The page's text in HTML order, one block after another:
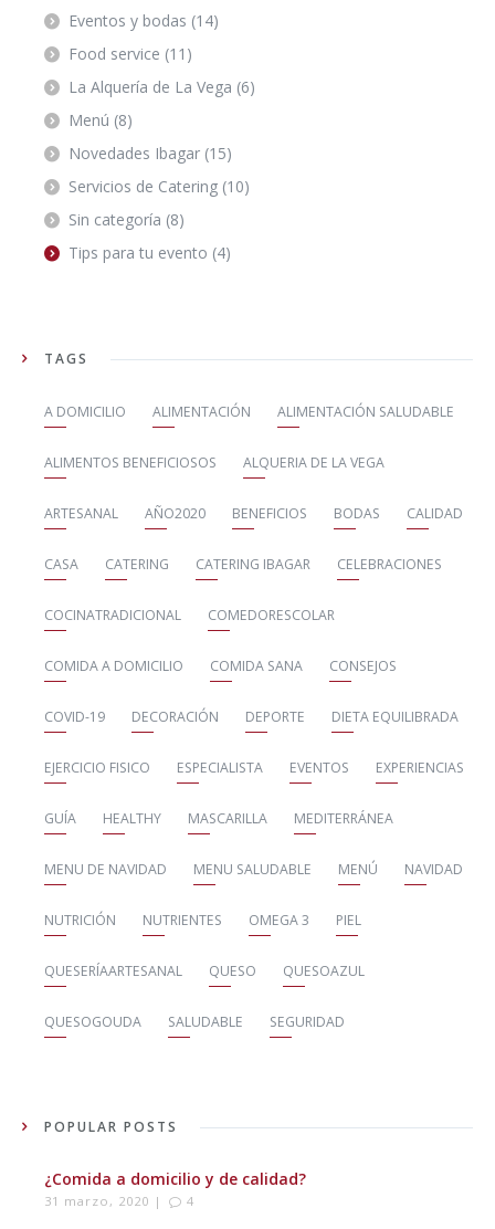
Eventos y bodas (14)
Food service (11)
La Alquería de La Vega (6)
Menú (8)
Novedades Ibagar (15)
Servicios de Catering (10)
Sin categoría (8)
Tips para tu evento (4)
TAGS
A DOMICILIO ALIMENTACIÓN ALIMENTACIÓN SALUDABLE
ALIMENTOS BENEFICIOSOS ALQUERIA DE LA VEGA
ARTESANAL AÑO2020 BENEFICIOS BODAS CALIDAD
CASA CATERING CATERING IBAGAR CELEBRACIONES
COCINATRADICIONAL COMEDORESCOLAR
COMIDA A DOMICILIO COMIDA SANA CONSEJOS
COVID-19 DECORACIÓN DEPORTE DIETA EQUILIBRADA
EJERCICIO FISICO ESPECIALISTA EVENTOS EXPERIENCIAS
GUÍA HEALTHY MASCARILLA MEDITERRÁNEA
MENU DE NAVIDAD MENU SALUDABLE MENÚ NAVIDAD
NUTRICIÓN NUTRIENTES OMEGA 3 PIEL
QUESERÍAARTESANAL QUESO QUESOAZUL
QUESOGOUDA SALUDABLE SEGURIDAD
POPULAR POSTS
¿Comida a domicilio y de calidad?
31 marzo, 2020 | 4